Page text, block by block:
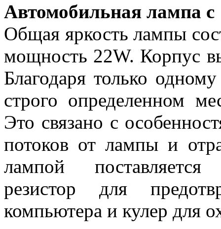
Автомобильная лампа
Общая яркость лампы
мощность 22W. Корпус
Благодаря только
строго определенном
Это связано с
потоков от лампы и
лампой
резистор для
компьютера и кулер для